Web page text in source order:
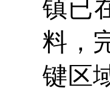
镇已
料，
键区